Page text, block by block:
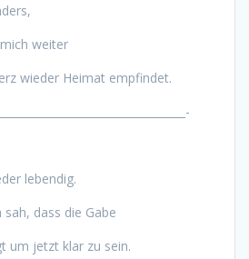
weiter
wieder Heimat empfindet.
lebendig.
sah, dass die Gabe
um jetzt klar zu sein.